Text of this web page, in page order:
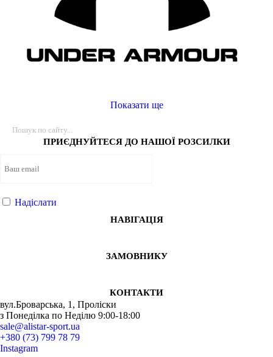
Показати ще
ПРИЄДНУЙТЕСЯ ДО НАШОЇ РОЗСИЛКИ
Надіслати
НАВІГАЦІЯ
ЗАМОВНИКУ
КОНТАКТИ
вул.Броварська, 1, Проліски
з Понеділка по Неділю 9:00-18:00
sale@alistar-sport.ua
+380 (73) 799 78 79
Instagram